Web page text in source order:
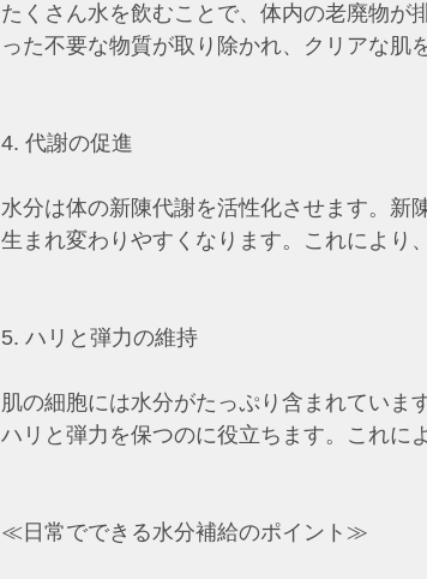
たくさん水を飲むことで、体内の老廃物が
った不要な物質が取り除かれ、クリアな肌
4. 代謝の促進
水分は体の新陳代謝を活性化させます。新
生まれ変わりやすくなります。これにより
5. ハリと弾力の維持
肌の細胞には水分がたっぷり含まれていま
ハリと弾力を保つのに役立ちます。これに
≪日常でできる水分補給のポイント≫